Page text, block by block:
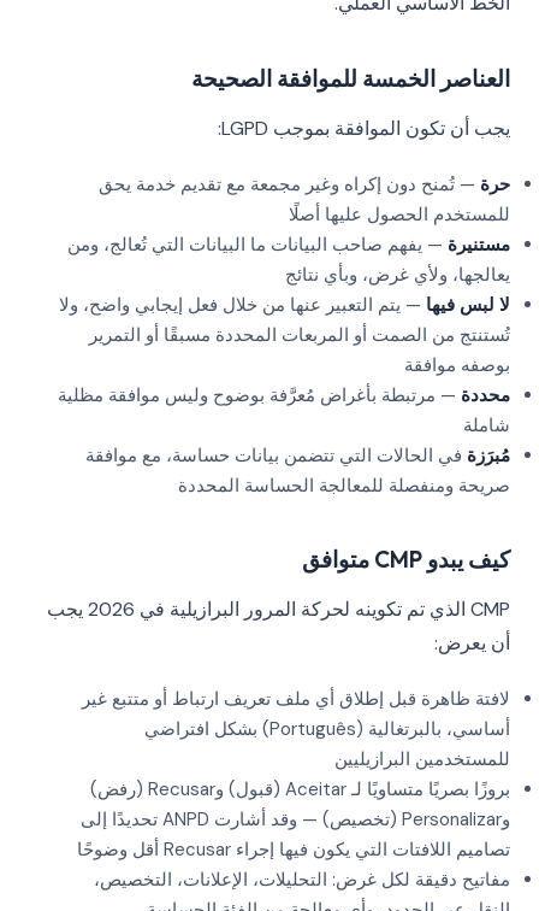
العناصر الخمسة للموافقة الصحيحة
يجب أن تكون الموافقة بموجب LGPD:
حرة — تُمنح دون إكراه وغير مجمعة مع تقديم خدمة يحق
للمستخدم الحصول عليها أصلًا
مستنيرة — يفهم صاحب البيانات ما البيانات التي تُعالج، ومن
يعالجها، ولأي غرض، وبأي نتائج
لا لبس فيها — يتم التعبير عنها من خلال فعل إيجابي واضح، ولا
تُستنتج من الصمت أو المربعات المحددة مسبقًا أو التمرير
بوصفه موافقة
محددة — مرتبطة بأغراض مُعرَّفة بوضوح وليس موافقة مظلية
شاملة
مُبرَزة في الحالات التي تتضمن بيانات حساسة، مع موافقة
صريحة ومنفصلة للمعالجة الحساسة المحددة
كيف يبدو CMP متوافق
CMP الذي تم تكوينه لحركة المرور البرازيلية في 2026 يجب
أن يعرض:
لافتة ظاهرة قبل إطلاق أي ملف تعريف ارتباط أو متتبع غير
أساسي، بالبرتغالية (Português) بشكل افتراضي
للمستخدمين البرازيليين
بروزًا بصريًا متساويًا لـ Aceitar (قبول) وRecusar (رفض)
وPersonalizar (تخصيص) — وقد أشارت ANPD تحديدًا إلى
تصاميم اللافتات التي يكون فيها إجراء Recusar أقل وضوحًا
مفاتيح دقيقة لكل غرض: التحليلات، الإعلانات، التخصيص،